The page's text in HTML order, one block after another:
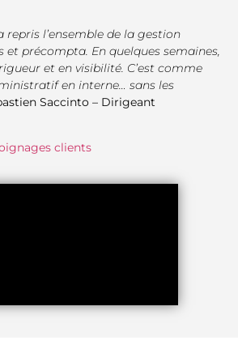
repris l’ensemble de la gestion
et précompta. En quelques semaines,
et en visibilité. C’est comme
en interne… sans les
Saccinto – Dirigeant
clients